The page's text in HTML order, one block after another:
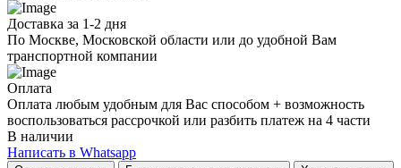
Доставка за 1-2 дня
По Москве, Московской области или до удобной Вам
транспортной компании
Оплата
Оплата любым удобным для Вас способом + возможность
воспользоваться рассрочкой или разбить платеж на 4 части
В наличии
Написать в Whatsapp